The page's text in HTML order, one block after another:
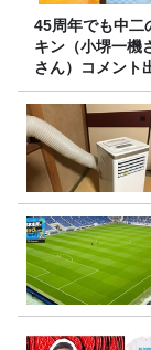
45周年でも中二
キン（小堺一機
さん）コメント
ジオ番組審議会
＞